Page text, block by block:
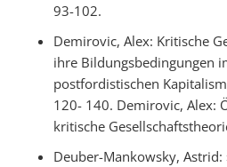
93-102.
Demirovic, Alex: Kritische
ihre Bildungsbedingungen
postfordistischen
120- 140. Demirovic, Alex:
kritische
Deuber-Mankowsky,